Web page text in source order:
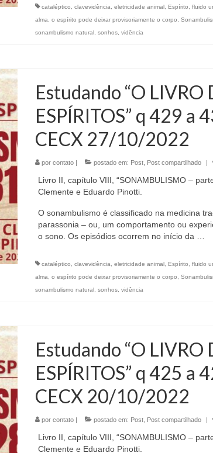
cataléptico clavevidência eletricidade animal, Espírito fluido
alma
o espírito pode deixar provisoriamente o corpo
sonambulismo natural, sonhos, vidência
Estudando “O LIVRO
ESPÍRITOS” q 429 a
CECX 27/10/2022
por contato| postado em: Post, Post compartilhado |
Livro II, capítulo VIII, “SONAMBULISMO –
Clemente e Eduardo Pinotti.
O sonambulismo é classificado na medicina
parassonia – ou, um comportamento ou
o sono. Os episódios ocorrem no início da …
cataléptico clavevidência eletricidade animal, Espírito fluido
alma
o espírito pode deixar provisoriamente o corpo
sonambulismo natural, sonhos, vidência
Estudando “O LIVRO
ESPÍRITOS” q 425 a
CECX 20/10/2022
por contato| postado em: Post, Post compartilhado |
Livro II, capítulo VIII, “SONAMBULISMO –
Clemente e Eduardo Pinotti.